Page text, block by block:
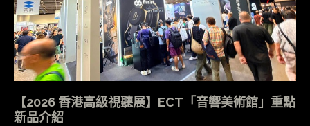
【2026 香港高級視聽展】ECT「音響美術館」重點
新品介紹